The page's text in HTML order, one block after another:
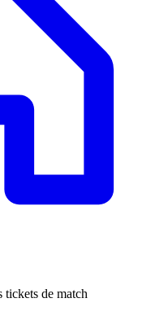
tickets de match